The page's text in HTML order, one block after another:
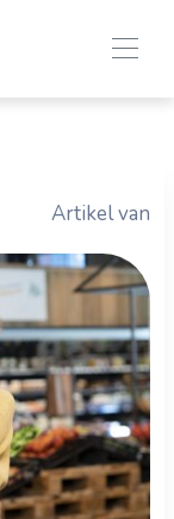
Artikel van